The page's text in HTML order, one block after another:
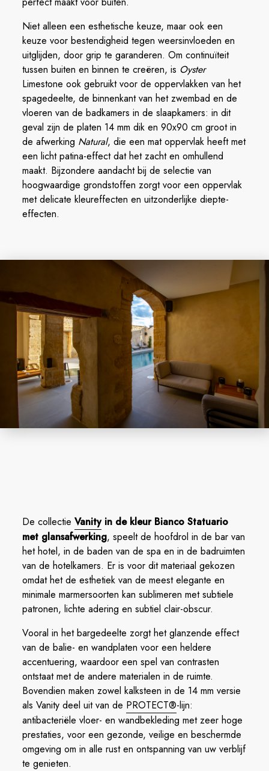
Niet alleen een esthetische keuze, maar ook een
keuze voor bestendigheid tegen weersinvloeden en
uitglijden, door grip te garanderen. Om continuïteit
tussen buiten en binnen te creëren, is Oyster
Limestone ook gebruikt voor de oppervlakken van het
spagedeelte, de binnenkant van het zwembad en de
vloeren van de badkamers in de slaapkamers: in dit
geval zijn de platen 14 mm dik en 90x90 cm groot in
de afwerking Natural, die een mat oppervlak heeft met
een licht patina-effect dat het zacht en omhullend
maakt. Bijzondere aandacht bij de selectie van
hoogwaardige grondstoffen zorgt voor een oppervlak
met delicate kleureffecten en uitzonderlijke diepte-
effecten.
De collectieVanityin de kleur Bianco Statuario
met glansafwerking, speelt de hoofdrol in de bar van
het hotel, in de baden van de spa en in de badruimten
van de hotelkamers. Er is voor dit materiaal gekozen
omdat het de esthetiek van de meest elegante en
minimale marmersoorten kan sublimeren met subtiele
patronen, lichte adering en subtiel clair-obscur.
Vooral in het bargedeelte zorgt het glanzende effect
van de balie- en wandplaten voor een heldere
accentuering, waardoor een spel van contrasten
ontstaat met de andere materialen in de ruimte.
Bovendien maken zowel kalksteen in de 14 mm versie
als Vanity deel uit van de PROTECT®-lijn:
antibacteriële vloer- en wandbekleding met zeer hoge
prestaties, voor een gezonde, veilige en beschermde
omgeving om in alle rust en ontspanning van uw verblijf
te genieten.